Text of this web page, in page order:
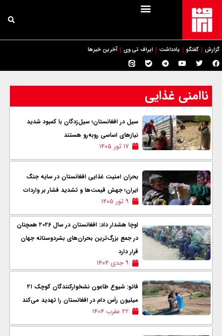
گزارش گفتگو یادداشت ایراف تی وی آخرین خبرها
ناامنی غذایی
سیل در افغانستان؛ سیل‌زدگان با کمبود شدید
نیازهای اساسی روبه‌رو هستند
۱۷ ثور ۱۴۰۵
بحران امنیت غذایی افغانستان در سایه جنگ
ایران؛ جهش قیمت‌ها و تشدید فشار بر واردات
۹ ثور ۱۴۰۵
اوچا هشدار داد: افغانستان در سال ۲۰۲۶ همچنان
در جمع بزرگ‌ترین بحران‌های بشردوستانه جهان
قرار دارد
۹ جدی ۱۴۰۴
فائو: شیوع طاعون نشخوارکنندگان کوچک ۲۱
میلیون رأس دام در افغانستان را تهدید می‌کند
۲۲ عقرب ۱۴۰۴